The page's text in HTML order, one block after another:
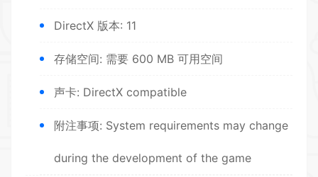
DirectX 版本: 11
存储空间: 需要 600 MB 可用空间
声卡: DirectX compatible
附注事项: System requirements may change
during the development of the game